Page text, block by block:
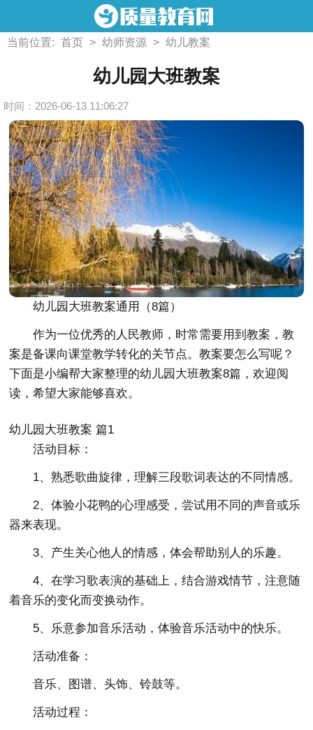
当前位置: 首页 > 幼师资源 > 幼儿教案
幼儿园大班教案
时间：2026-06-13 11:06:27
幼儿园大班教案通用（8篇）
作为一位优秀的人民教师，时常需要用到教案，教
案是备课向课堂教学转化的关节点。教案要怎么写呢？
下面是小编帮大家整理的幼儿园大班教案8篇，欢迎阅
读，希望大家能够喜欢。
幼儿园大班教案 篇1
活动目标：
1、熟悉歌曲旋律，理解三段歌词表达的不同情感。
2、体验小花鸭的心理感受，尝试用不同的声音或乐
器来表现。
3、产生关心他人的情感，体会帮助别人的乐趣。
4、在学习歌表演的基础上，结合游戏情节，注意随
着音乐的变化而变换动作。
5、乐意参加音乐活动，体验音乐活动中的快乐。
活动准备：
音乐、图谱、头饰、铃鼓等。
活动过程：